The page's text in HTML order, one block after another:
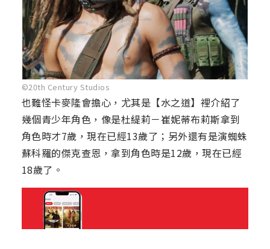
©20th Century Studios
也難怪卡麥隆會擔心，尤其是【水之道】裡介紹了
幾個青少年角色，像是杜緹莉－崔妮蒂布莉斯拿到
角色時才7歲，現在已經13歲了；另外還有是演蜘蛛
蘇科羅的傑克查恩，拿到角色時是12歲，現在已經
18歲了。